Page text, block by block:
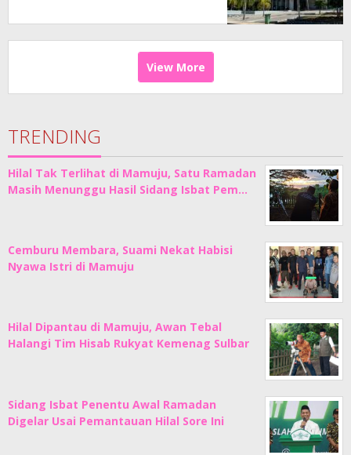
View More
TRENDING
Hilal Tak Terlihat di Mamuju, Satu Ramadan
Masih Menunggu Hasil Sidang Isbat Pem…
Cemburu Membara, Suami Nekat Habisi
Nyawa Istri di Mamuju
Hilal Dipantau di Mamuju, Awan Tebal
Halangi Tim Hisab Rukyat Kemenag Sulbar
Sidang Isbat Penentu Awal Ramadan
Digelar Usai Pemantauan Hilal Sore Ini